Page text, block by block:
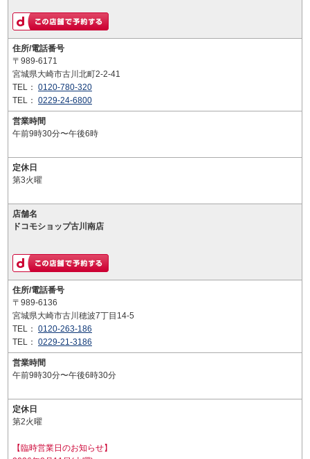
住所/電話番号
〒989-6171
宮城県大崎市古川北町2-2-41
TEL： 0120-780-320
TEL： 0229-24-6800
営業時間
午前9時30分〜午後6時
定休日
第3火曜
店舗名
ドコモショップ古川南店
住所/電話番号
〒989-6136
宮城県大崎市古川穂波7丁目14-5
TEL： 0120-263-186
TEL： 0229-21-3186
営業時間
午前9時30分〜午後6時30分
定休日
第2火曜
【臨時営業日のお知らせ】